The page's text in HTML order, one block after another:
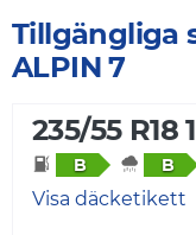
Tillgängliga
ALPIN 7
235/55 R18
B B
Visa däcketikett